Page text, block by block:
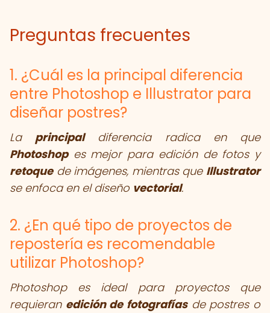
Preguntas frecuentes
1. ¿Cuál es la principal diferencia
entre Photoshop e Illustrator para
diseñar postres?
La principaldiferencia radica en que
Photoshopes mejor para edición de fotos y
retoquede imágenes, mientras que Illustrator
se enfoca en el diseño vectorial.
2. ¿En qué tipo de proyectos de
repostería es recomendable
utilizar Photoshop?
Photoshop es ideal para proyectos que
requieran edición de fotografíasde postres o